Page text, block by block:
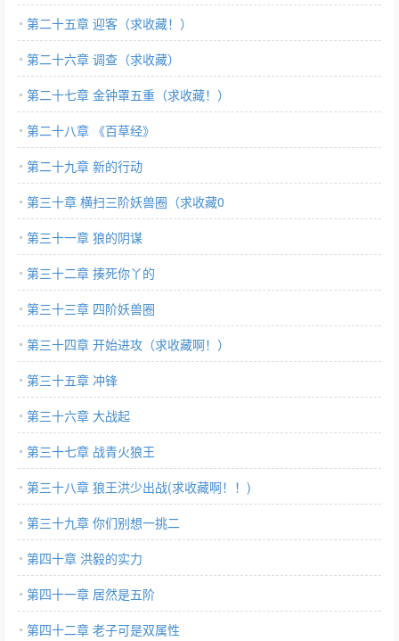
第二十五章 迎客（求收藏！）
第二十六章 调查（求收藏）
第二十七章 金钟罩五重（求收藏！）
第二十八章 《百草经》
第二十九章 新的行动
第三十章 横扫三阶妖兽圈（求收藏0
第三十一章 狼的阴谋
第三十二章 揍死你丫的
第三十三章 四阶妖兽圈
第三十四章 开始进攻（求收藏啊！）
第三十五章 冲锋
第三十六章 大战起
第三十七章 战青火狼王
第三十八章 狼王洪少出战(求收藏啊！！)
第三十九章 你们别想一挑二
第四十章 洪毅的实力
第四十一章 居然是五阶
第四十二章 老子可是双属性